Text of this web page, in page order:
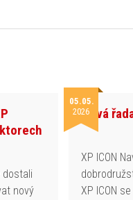
dostali
nový
05.05.
2026Nová
XP ICON
XP ICON